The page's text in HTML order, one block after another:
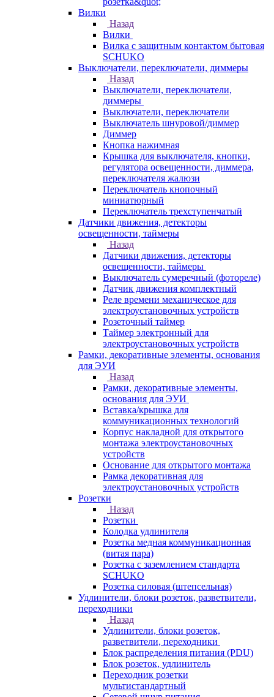
Вилки
Назад
Вилки
Вилка с защитным контактом бытовая
SCHUKO
Выключатели, переключатели, диммеры
Назад
Выключатели, переключатели,
диммеры
Выключатели, переключатели
Выключатель шнуровой/диммер
Диммер
Кнопка нажимная
Крышка для выключателя, кнопки,
регулятора освещенности, диммера,
переключателя жалюзи
Переключатель кнопочный
миниатюрный
Переключатель трехступенчатый
Датчики движения, детекторы
освещенности, таймеры
Назад
Датчики движения, детекторы
освещенности, таймеры
Выключатель сумеречный (фотореле)
Датчик движения комплектный
Реле времени механическое для
электроустановочных устройств
Розеточный таймер
Таймер электронный для
электроустановочных устройств
Рамки, декоративные элементы, основания
для ЭУИ
Назад
Рамки, декоративные элементы,
основания для ЭУИ
Вставка/крышка для
коммуникационных технологий
Корпус накладной для открытого
монтажа электроустановочных
устройств
Основание для открытого монтажа
Рамка декоративная для
электроустановочных устройств
Розетки
Назад
Розетки
Колодка удлинителя
Розетка медная коммуникационная
(витая пара)
Розетка с заземлением стандарта
SCHUKO
Розетка силовая (штепсельная)
Удлинители, блоки розеток, разветвители,
переходники
Назад
Удлинители, блоки розеток,
разветвители, переходники
Блок распределения питания (PDU)
Блок розеток, удлинитель
Переходник розетки
мультистандартный